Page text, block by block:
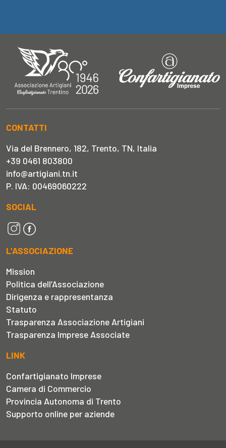
CONTATTI
Via del Brennero, 182, Trento, TN, Italia
+39 0461 803800
info@artigiani.tn.it
P. IVA: 00469060222
SOCIAL
L’ASSOCIAZIONE
Mission
Politica dell’Associazione
Dirigenza e rappresentanza
Statuto
Trasparenza Associazione Artigiani
Trasparenza Imprese Associate
LINK
Confartigianato Imprese
Camera di Commercio
Provincia Autonoma di Trento
Supporto online per aziende